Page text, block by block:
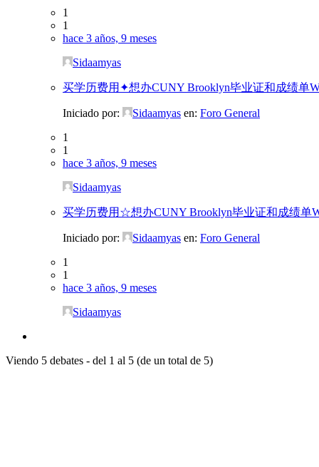
1
1
hace 3 años, 9 meses
Sidaamyas
买学历费用✦想办CUNY Brooklyn毕业证和成绩单
Iniciado por: Sidaamyas en: Foro General
1
1
hace 3 años, 9 meses
Sidaamyas
买学历费用☆想办CUNY Brooklyn毕业证和成绩单
Iniciado por: Sidaamyas en: Foro General
1
1
hace 3 años, 9 meses
Sidaamyas
Viendo 5 debates - del 1 al 5 (de un total de 5)